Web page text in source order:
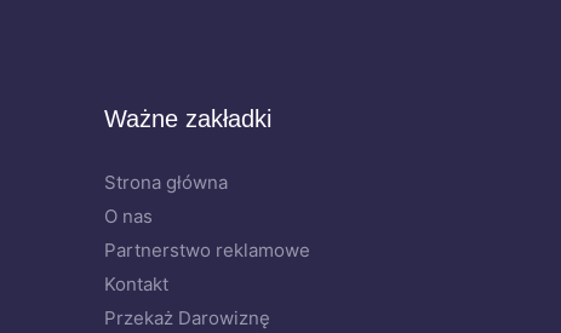
Ważne zakładki
Strona główna
O nas
Partnerstwo reklamowe
Kontakt
Przekaż Darowiznę